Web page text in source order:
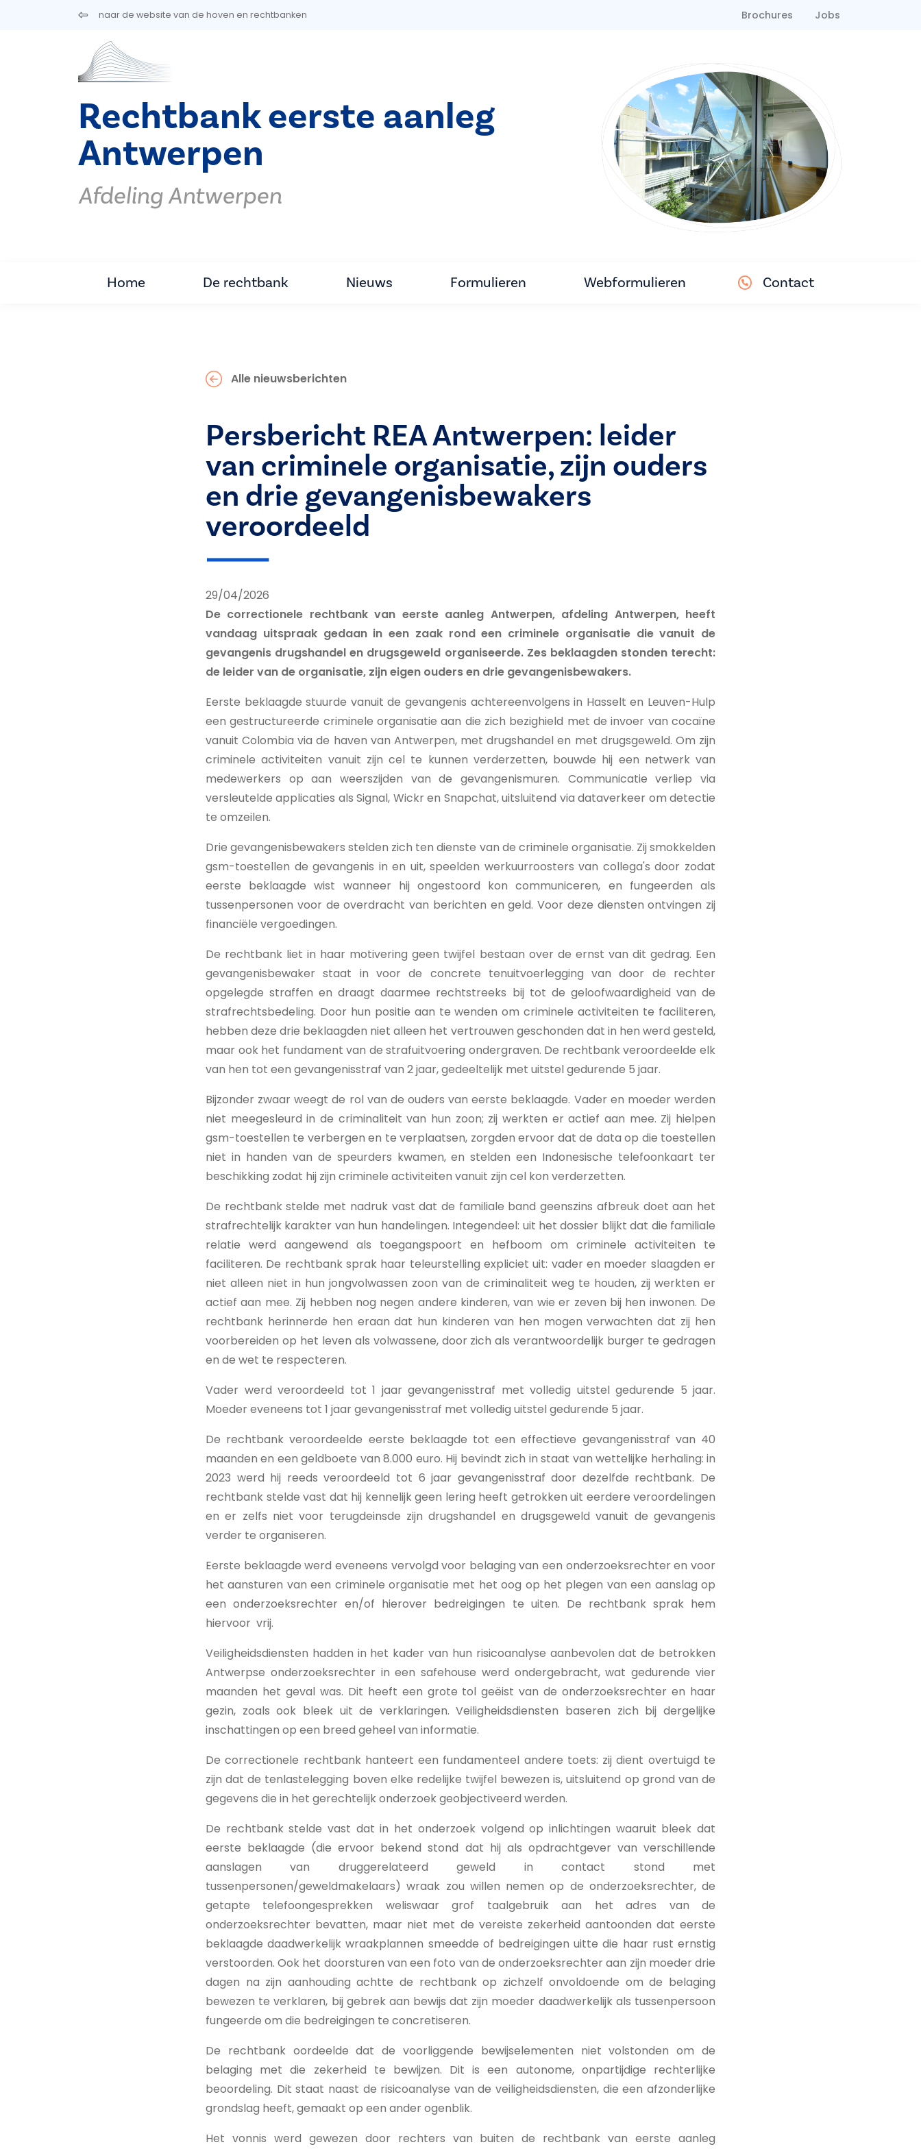
Overslaan en naar de inhoud gaannaar de website van de hoven en rechtbanken Brochures Jobs
Rechtbank eerste aanleg
Antwerpen
Afdeling Antwerpen
Home De rechtbank Nieuws Formulieren Webformulieren Contact
Alle nieuwsberichten
Persbericht REA Antwerpen: leider
van criminele organisatie, zijn ouders
en drie gevangenisbewakers
veroordeeld
29/04/2026
De correctionele rechtbank van eerste aanleg Antwerpen, afdeling Antwerpen, heeft
vandaag uitspraak gedaan in een zaak rond een criminele organisatie die vanuit de
gevangenis drugshandel en drugsgeweld organiseerde. Zes beklaagden stonden terecht:
de leider van de organisatie, zijn eigen ouders en drie gevangenisbewakers.
Eerste beklaagde stuurde vanuit de gevangenis achtereenvolgens in Hasselt en Leuven-Hulp
een gestructureerde criminele organisatie aan die zich bezighield met de invoer van cocaïne
vanuit Colombia via de haven van Antwerpen, met drugshandel en met drugsgeweld. Om zijn
criminele activiteiten vanuit zijn cel te kunnen verderzetten, bouwde hij een netwerk van
medewerkers op aan weerszijden van de gevangenismuren. Communicatie verliep via
versleutelde applicaties als Signal, Wickr en Snapchat, uitsluitend via dataverkeer om detectie
te omzeilen.
Drie gevangenisbewakers stelden zich ten dienste van de criminele organisatie. Zij smokkelden
gsm-toestellen de gevangenis in en uit, speelden werkuurroosters van collega's door zodat
eerste beklaagde wist wanneer hij ongestoord kon communiceren, en fungeerden als
tussenpersonen voor de overdracht van berichten en geld. Voor deze diensten ontvingen zij
financiële vergoedingen.
De rechtbank liet in haar motivering geen twijfel bestaan over de ernst van dit gedrag. Een
gevangenisbewaker staat in voor de concrete tenuitvoerlegging van door de rechter
opgelegde straffen en draagt daarmee rechtstreeks bij tot de geloofwaardigheid van de
strafrechtsbedeling. Door hun positie aan te wenden om criminele activiteiten te faciliteren,
hebben deze drie beklaagden niet alleen het vertrouwen geschonden dat in hen werd gesteld,
maar ook het fundament van de strafuitvoering ondergraven. De rechtbank veroordeelde elk
van hen tot een gevangenisstraf van 2 jaar, gedeeltelijk met uitstel gedurende 5 jaar.
Bijzonder zwaar weegt de rol van de ouders van eerste beklaagde. Vader en moeder werden
niet meegesleurd in de criminaliteit van hun zoon; zij werkten er actief aan mee. Zij hielpen
gsm-toestellen te verbergen en te verplaatsen, zorgden ervoor dat de data op die toestellen
niet in handen van de speurders kwamen, en stelden een Indonesische telefoonkaart ter
beschikking zodat hij zijn criminele activiteiten vanuit zijn cel kon verderzetten.
De rechtbank stelde met nadruk vast dat de familiale band geenszins afbreuk doet aan het
strafrechtelijk karakter van hun handelingen. Integendeel: uit het dossier blijkt dat die familiale
relatie werd aangewend als toegangspoort en hefboom om criminele activiteiten te
faciliteren. De rechtbank sprak haar teleurstelling expliciet uit: vader en moeder slaagden er
niet alleen niet in hun jongvolwassen zoon van de criminaliteit weg te houden, zij werkten er
actief aan mee. Zij hebben nog negen andere kinderen, van wie er zeven bij hen inwonen. De
rechtbank herinnerde hen eraan dat hun kinderen van hen mogen verwachten dat zij hen
voorbereiden op het leven als volwassene, door zich als verantwoordelijk burger te gedragen
en de wet te respecteren.
Vader werd veroordeeld tot 1 jaar gevangenisstraf met volledig uitstel gedurende 5 jaar.
Moeder eveneens tot 1 jaar gevangenisstraf met volledig uitstel gedurende 5 jaar.
De rechtbank veroordeelde eerste beklaagde tot een effectieve gevangenisstraf van 40
maanden en een geldboete van 8.000 euro. Hij bevindt zich in staat van wettelijke herhaling: in
2023 werd hij reeds veroordeeld tot 6 jaar gevangenisstraf door dezelfde rechtbank. De
rechtbank stelde vast dat hij kennelijk geen lering heeft getrokken uit eerdere veroordelingen
en er zelfs niet voor terugdeinsde zijn drugshandel en drugsgeweld vanuit de gevangenis
verder te organiseren.
Eerste beklaagde werd eveneens vervolgd voor belaging van een onderzoeksrechter en voor
het aansturen van een criminele organisatie met het oog op het plegen van een aanslag op
een onderzoeksrechter en/of hierover bedreigingen te uiten. De rechtbank sprak hem
hiervoor vrij.
Veiligheidsdiensten hadden in het kader van hun risicoanalyse aanbevolen dat de betrokken
Antwerpse onderzoeksrechter in een safehouse werd ondergebracht, wat gedurende vier
maanden het geval was. Dit heeft een grote tol geëist van de onderzoeksrechter en haar
gezin, zoals ook bleek uit de verklaringen. Veiligheidsdiensten baseren zich bij dergelijke
inschattingen op een breed geheel van informatie.
De correctionele rechtbank hanteert een fundamenteel andere toets: zij dient overtuigd te
zijn dat de tenlastelegging boven elke redelijke twijfel bewezen is, uitsluitend op grond van de
gegevens die in het gerechtelijk onderzoek geobjectiveerd werden.
De rechtbank stelde vast dat in het onderzoek volgend op inlichtingen waaruit bleek dat
eerste beklaagde (die ervoor bekend stond dat hij als opdrachtgever van verschillende
aanslagen van druggerelateerd geweld in contact stond met
tussenpersonen/geweldmakelaars) wraak zou willen nemen op de onderzoeksrechter, de
getapte telefoongesprekken weliswaar grof taalgebruik aan het adres van de
onderzoeksrechter bevatten, maar niet met de vereiste zekerheid aantoonden dat eerste
beklaagde daadwerkelijk wraakplannen smeedde of bedreigingen uitte die haar rust ernstig
verstoorden. Ook het doorsturen van een foto van de onderzoeksrechter aan zijn moeder drie
dagen na zijn aanhouding achtte de rechtbank op zichzelf onvoldoende om de belaging
bewezen te verklaren, bij gebrek aan bewijs dat zijn moeder daadwerkelijk als tussenpersoon
fungeerde om die bedreigingen te concretiseren.
De rechtbank oordeelde dat de voorliggende bewijselementen niet volstonden om de
belaging met die zekerheid te bewijzen. Dit is een autonome, onpartijdige rechterlijke
beoordeling. Dit staat naast de risicoanalyse van de veiligheidsdiensten, die een afzonderlijke
grondslag heeft, gemaakt op een ander ogenblik.
Het vonnis werd gewezen door rechters van buiten de rechtbank van eerste aanleg